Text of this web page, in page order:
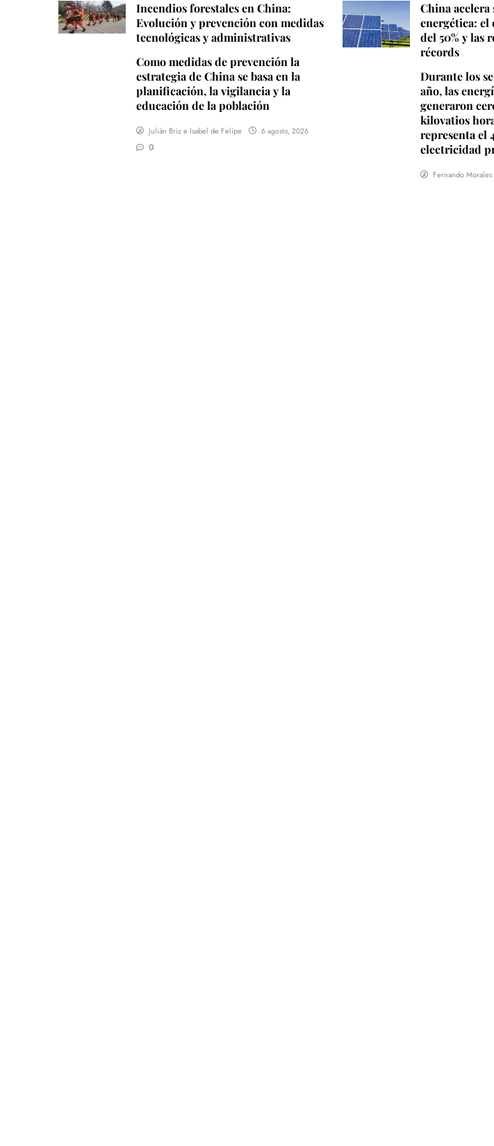
Incendios forestales en China:
Evolución y prevención con medidas
tecnológicas y administrativas
Como medidas de prevención la
estrategia de China se basa en la
planificación, la vigilancia y la
educación de la población
Julián Briz e Isabel de Felipe 6 agosto, 2026
0
China
energética: el
del 50% y las
récords
Durante los
año, las
generaron
kilovatios
representa el
electricidad
Fernando Morales